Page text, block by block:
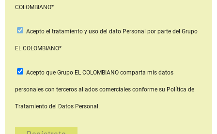
COLOMBIANO*
Acepto el tratamiento y uso del dato Personal por parte del Grupo
EL COLOMBIANO*
Acepto que Grupo EL COLOMBIANOcomparta mis datos
personales con terceros aliados comerciales conforme su Política de
Tratamiento del Datos Personal.